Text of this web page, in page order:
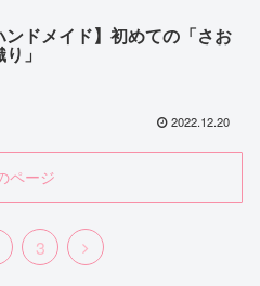
ンドメイド】初めての「さお
」
2022.12.20
ページ
3